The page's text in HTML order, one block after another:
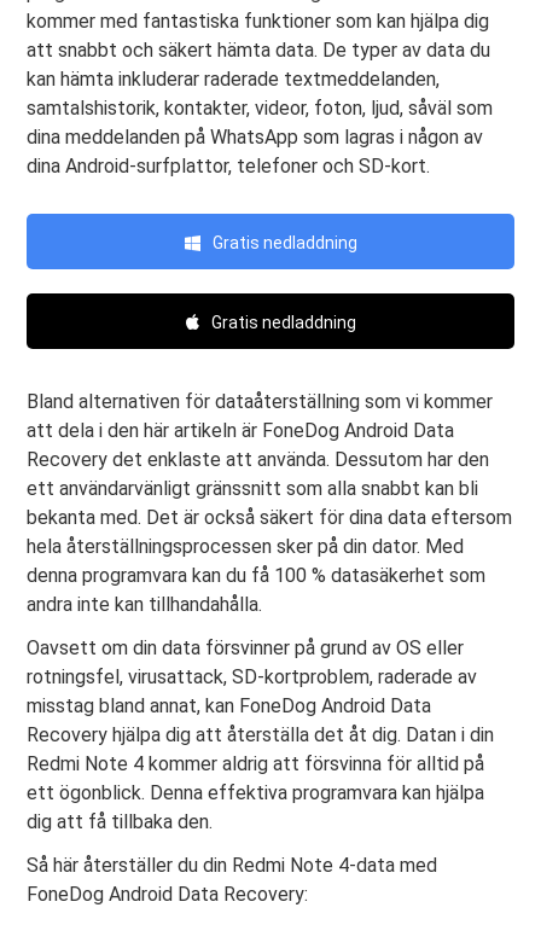
kommer med fantastiska funktioner som kan hjälpa dig
att snabbt och säkert hämta data. De typer av data du
kan hämta inkluderar raderade textmeddelanden,
samtalshistorik, kontakter, videor, foton, ljud, såväl som
dina meddelanden på WhatsApp som lagras i någon av
dina Android-surfplattor, telefoner och SD-kort.
Gratis nedladdning
Gratis nedladdning
Bland alternativen för dataåterställning som vi kommer
att dela i den här artikeln är FoneDog Android Data
Recovery det enklaste att använda. Dessutom har den
ett användarvänligt gränssnitt som alla snabbt kan bli
bekanta med. Det är också säkert för dina data eftersom
hela återställningsprocessen sker på din dator. Med
denna programvara kan du få 100 % datasäkerhet som
andra inte kan tillhandahålla.
Oavsett om din data försvinner på grund av OS eller
rotningsfel, virusattack, SD-kortproblem, raderade av
misstag bland annat, kan FoneDog Android Data
Recovery hjälpa dig att återställa det åt dig. Datan i din
Redmi Note 4 kommer aldrig att försvinna för alltid på
ett ögonblick. Denna effektiva programvara kan hjälpa
dig att få tillbaka den.
Så här återställer du din Redmi Note 4-data med
FoneDog Android Data Recovery: